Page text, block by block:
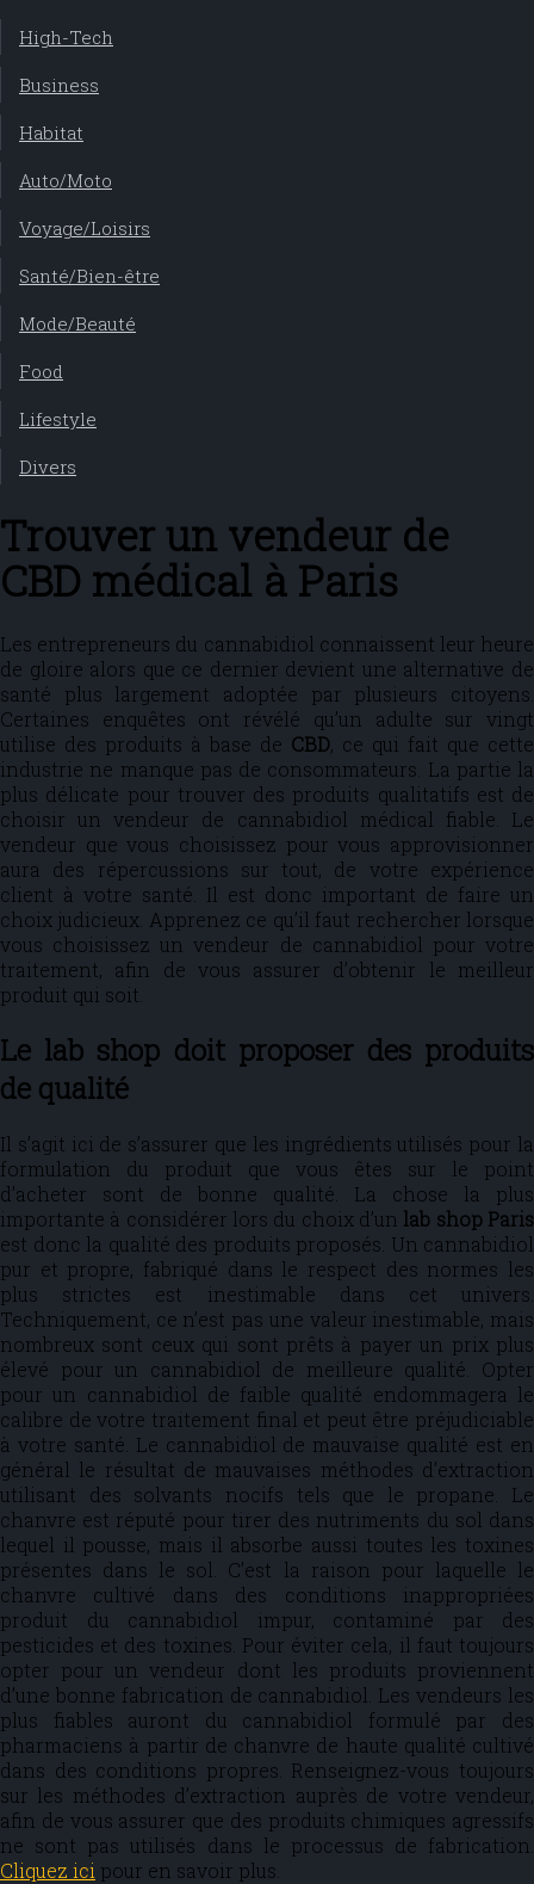
High-Tech
Business
Habitat
Auto/Moto
Voyage/Loisirs
Santé/Bien-être
Mode/Beauté
Food
Lifestyle
Divers
Trouver un vendeur de
CBD médical à Paris
Les entrepreneurs du cannabidiol connaissent leur heure
de gloire alors que ce dernier devient une alternative de
santé plus largement adoptée par plusieurs citoyens.
Certaines enquêtes ont révélé qu’un adulte sur vingt
utilise des produits à base de CBD, ce qui fait que cette
industrie ne manque pas de consommateurs. La partie la
plus délicate pour trouver des produits qualitatifs est de
choisir un vendeur de cannabidiol médical fiable. Le
vendeur que vous choisissez pour vous approvisionner
aura des répercussions sur tout, de votre expérience
client à votre santé. Il est donc important de faire un
choix judicieux. Apprenez ce qu’il faut rechercher lorsque
vous choisissez un vendeur de cannabidiol pour votre
traitement, afin de vous assurer d’obtenir le meilleur
produit qui soit.
Le lab shop doit proposer des produits
de qualité
Il s’agit ici de s’assurer que les ingrédients utilisés pour la
formulation du produit que vous êtes sur le point
d’acheter sont de bonne qualité. La chose la plus
importante à considérer lors du choix d’un lab shop Paris
est donc la qualité des produits proposés. Un cannabidiol
pur et propre, fabriqué dans le respect des normes les
plus strictes est inestimable dans cet univers.
Techniquement, ce n’est pas une valeur inestimable, mais
nombreux sont ceux qui sont prêts à payer un prix plus
élevé pour un cannabidiol de meilleure qualité. Opter
pour un cannabidiol de faible qualité endommagera le
calibre de votre traitement final et peut être préjudiciable
à votre santé. Le cannabidiol de mauvaise qualité est en
général le résultat de mauvaises méthodes d’extraction
utilisant des solvants nocifs tels que le propane. Le
chanvre est réputé pour tirer des nutriments du sol dans
lequel il pousse, mais il absorbe aussi toutes les toxines
présentes dans le sol. C’est la raison pour laquelle le
chanvre cultivé dans des conditions inappropriées
produit du cannabidiol impur, contaminé par des
pesticides et des toxines. Pour éviter cela, il faut toujours
opter pour un vendeur dont les produits proviennent
d’une bonne fabrication de cannabidiol. Les vendeurs les
plus fiables auront du cannabidiol formulé par des
pharmaciens à partir de chanvre de haute qualité cultivé
dans des conditions propres. Renseignez-vous toujours
sur les méthodes d’extraction auprès de votre vendeur,
afin de vous assurer que des produits chimiques agressifs
ne sont pas utilisés dans le processus de fabrication.
Cliquez ici pour en savoir plus.